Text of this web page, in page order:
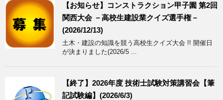
【お知らせ】コンストラクション甲子園 第2回
関西大会 －高校生建設業クイズ選手権－
(2026/12/13)
土木・建設の知識を競う高校生クイズ大会 !! 開催日
が決まりました(2026/5 ...
【終了】2026年度 技術士試験対策講習会【筆
記試験編】(2026/6/3)